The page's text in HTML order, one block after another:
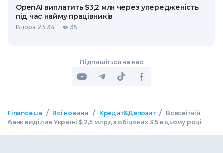
OpenAI виплатить $3,2 млн через упередженість
під час найму працівників
Вчора 23:34 35
Підпишіться на нас
Finance.ua / Всі новини / Кредит&Депозит / Всесвітній
банк виділив Україні $ 2,5 млрд з обіцяних 3,5 в цьому році